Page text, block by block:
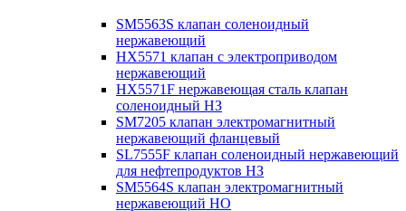
SM5563S клапан соленоидный
нержавеющий
HX5571 клапан с электроприводом
нержавеющий
HX5571F нержавеющая сталь клапан
соленоидный НЗ
SM7205 клапан электромагнитный
нержавеющий фланцевый
SL7555F клапан соленоидный нержавеющий
для нефтепродуктов НЗ
SM5564S клапан электромагнитный
нержавеющий НО